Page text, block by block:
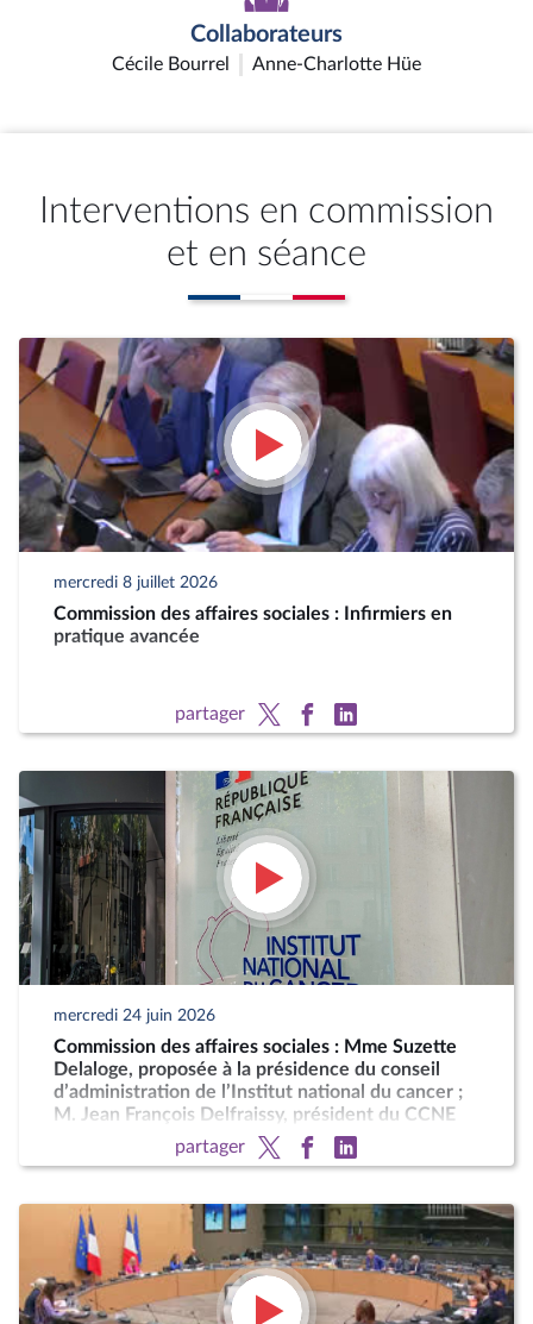
Collaborateurs
Cécile Bourrel Anne-Charlotte Hüe
Interventions en commission
et en séance
mercredi 8 juillet 2026
Commission des affaires sociales : Infirmiers en
pratique avancée
partager
mercredi 24 juin 2026
Commission des affaires sociales : Mme Suzette
Delaloge, proposée à la présidence du conseil
d’administration de l’Institut national du cancer ;
M. Jean François Delfraissy, président du CCNE
partager